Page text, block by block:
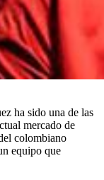
ha sido una de las
mercado de
colombiano
equipo que